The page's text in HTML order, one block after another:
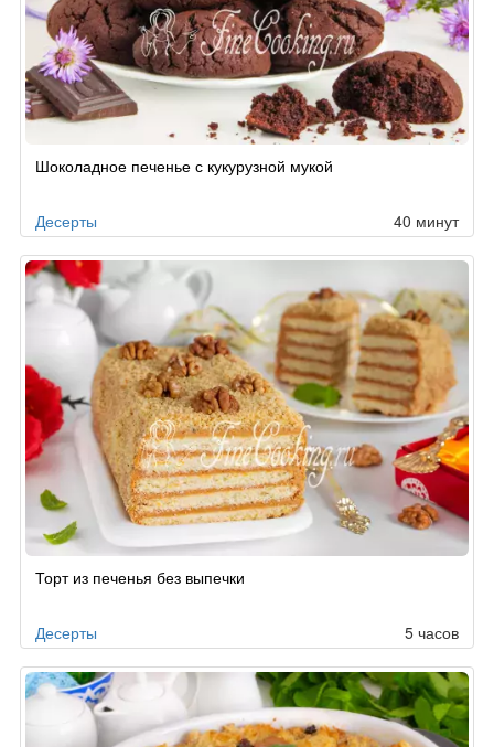
Шоколадное печенье с кукурузной мукой
Десерты 40 минут
Торт из печенья без выпечки
Десерты 5 часов